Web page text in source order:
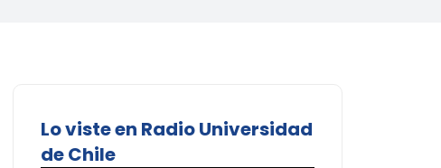
Lo viste en Radio Universidad
de Chile